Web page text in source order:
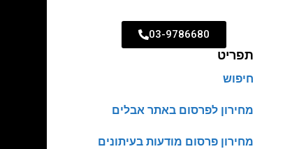
03-9786680
תפריט
חיפוש
מחירון לפרסום באתר אבלים
מחירון פרסום מודעות בעיתונים